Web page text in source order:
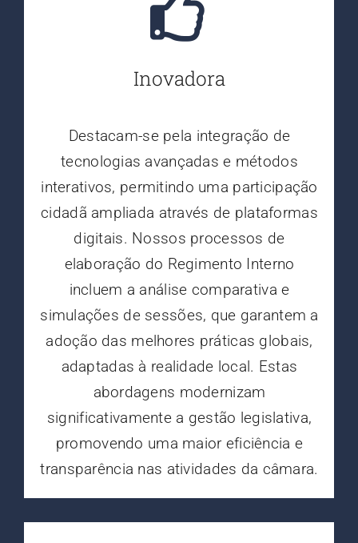
Inovadora
Destacam-se pela integração de
tecnologias avançadas e métodos
interativos, permitindo uma participação
cidadã ampliada através de plataformas
digitais. Nossos processos de
elaboração do Regimento Interno
incluem a análise comparativa e
simulações de sessões, que garantem a
adoção das melhores práticas globais,
adaptadas à realidade local. Estas
abordagens modernizam
significativamente a gestão legislativa,
promovendo uma maior eficiência e
transparência nas atividades da câmara.